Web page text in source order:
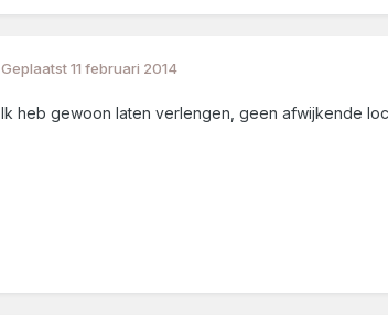
Geplaatst11 februari 2014
Ik heb gewoon laten verlengen, geen afwijkende